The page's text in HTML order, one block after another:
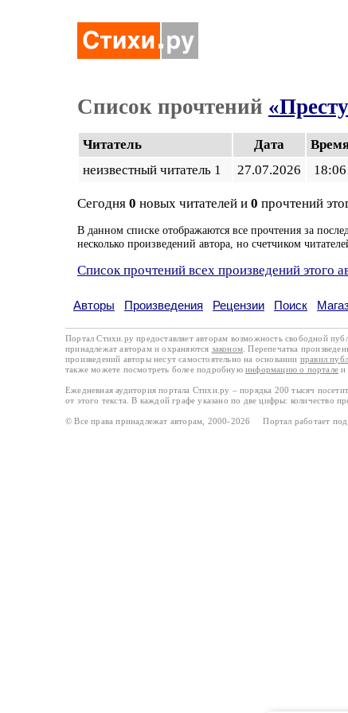
Список прочтений
Читатель Дата
неизвестный читатель 1
27.07.2026 18:06
Сегодня 0 новых читателей и 0 прочтений
В данном списке отображаются все прочтения за
несколько произведений автора, но счетчиком
Список прочтений всех произведений этого
Авторы Произведения Рецензии Поиск
Портал Стихи.ру предоставляет авторам возможность свободной
принадлежат авторам и охраняются законом . Перепечатка
произведений авторы несут самостоятельно на основании правил
также можете посмотреть более подробную информацию о портале и
Ежедневная аудитория портала Стихи.ру – порядка 200 тысяч
от этого текста. В каждой графе указано по две цифры: количество
© Все права принадлежат авторам, 2000-2026 Портал работает под